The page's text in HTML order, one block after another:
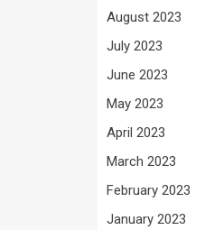
August 2023
July 2023
June 2023
May 2023
April 2023
March 2023
February 2023
January 2023